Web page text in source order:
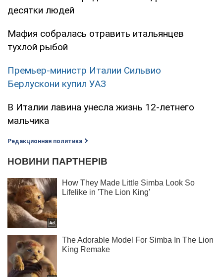
десятки людей
Мафия собралась отравить итальянцев
тухлой рыбой
Премьер-министр Италии Сильвио
Берлускони купил УАЗ
В Италии лавина унесла жизнь 12-летнего
мальчика
Редакционная политика